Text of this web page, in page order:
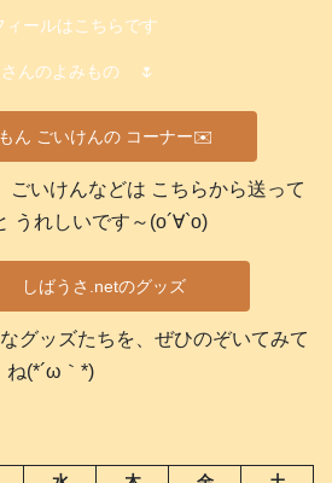
ィールはこちらです
んのよみもの 🌷
ん ごいけんの コーナー✉️
ごいけんなどは こちらから送って
うれしいです～(о´∀`о)
しばうさ.netのグッズ
グッズたちを、ぜひのぞいてみて
ね(*´ω｀*)